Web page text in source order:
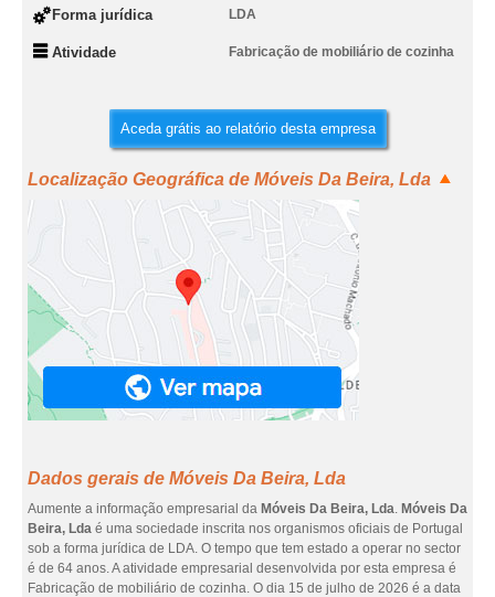
Forma jurídica LDA
Atividade Fabricação de mobiliário de cozinha
Aceda grátis ao relatório desta empresa
Localização Geográfica de Móveis Da Beira, Lda
Dados gerais de Móveis Da Beira, Lda
Aumente a informação empresarial da Móveis Da Beira, Lda. Móveis Da
Beira, Lda é uma sociedade inscrita nos organismos oficiais de Portugal
sob a forma jurídica de LDA. O tempo que tem estado a operar no sector
é de 64 anos. A atividade empresarial desenvolvida por esta empresa é
Fabricação de mobiliário de cozinha. O dia 15 de julho de 2026 é a data